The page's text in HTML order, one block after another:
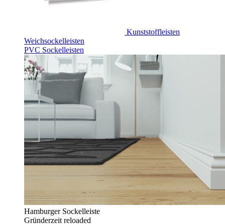
Kunststoffleisten
Weichsockelleisten
PVC Sockelleisten
Hamburger Sockelleiste
Gründerzeit reloaded